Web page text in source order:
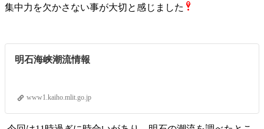
集中力を欠かさない事が大切と感じました
明石海峡潮流情報
www1.kaiho.mlit.go.jp